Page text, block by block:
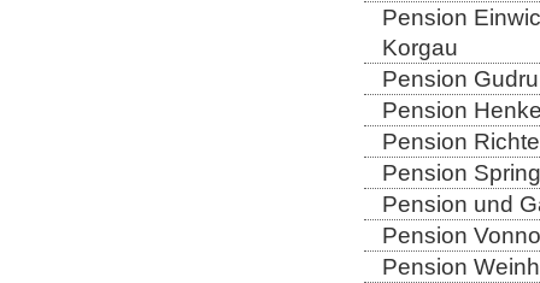
Pension
Korgau
Pension
Pension
Pension
Pension
Pension und
Pension
Pension